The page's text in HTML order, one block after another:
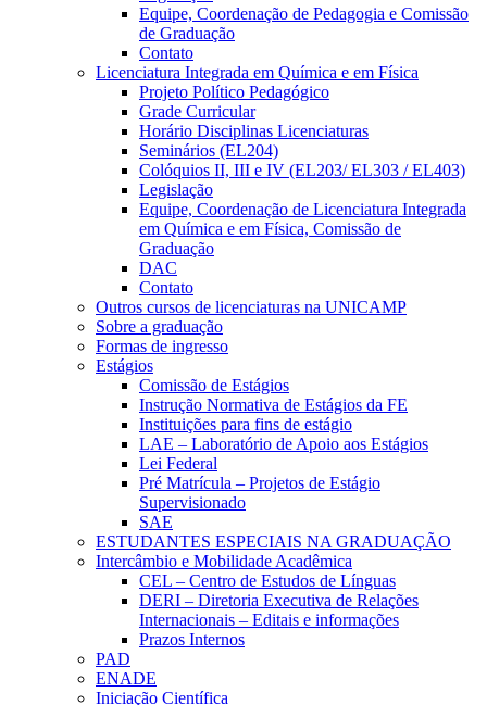
Equipe, Coordenação de Pedagogia e Comissão
de Graduação
Contato
Licenciatura Integrada em Química e em Física
Projeto Político Pedagógico
Grade Curricular
Horário Disciplinas Licenciaturas
Seminários (EL204)
Colóquios II, III e IV (EL203/ EL303 / EL403)
Legislação
Equipe, Coordenação de Licenciatura Integrada
em Química e em Física, Comissão de
Graduação
DAC
Contato
Outros cursos de licenciaturas na UNICAMP
Sobre a graduação
Formas de ingresso
Estágios
Comissão de Estágios
Instrução Normativa de Estágios da FE
Instituições para fins de estágio
LAE – Laboratório de Apoio aos Estágios
Lei Federal
Pré Matrícula – Projetos de Estágio
Supervisionado
SAE
ESTUDANTES ESPECIAIS NA GRADUAÇÃO
Intercâmbio e Mobilidade Acadêmica
CEL – Centro de Estudos de Línguas
DERI – Diretoria Executiva de Relações
Internacionais – Editais e informações
Prazos Internos
PAD
ENADE
Iniciação Científica